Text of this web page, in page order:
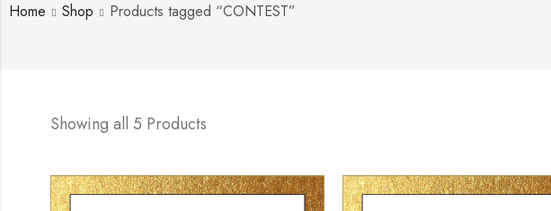
Home Shop Products tagged “CONTEST”
Showing all 5 Products